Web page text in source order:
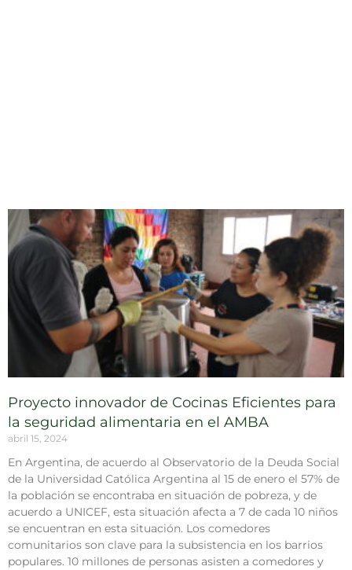
Proyecto innovador de Cocinas Eficientes para
la seguridad alimentaria en el AMBA
abril 15, 2024
En Argentina, de acuerdo al Observatorio de la Deuda Social
de la Universidad Católica Argentina al 15 de enero el 57% de
la población se encontraba en situación de pobreza, y de
acuerdo a UNICEF, esta situación afecta a 7 de cada 10 niños
se encuentran en esta situación. Los comedores
comunitarios son clave para la subsistencia en los barrios
populares. 10 millones de personas asisten a comedores y